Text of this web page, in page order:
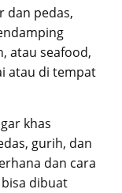
dan pedas,
atau seafood,
atau di tempat
khas
gurih, dan
dan cara
dibuat